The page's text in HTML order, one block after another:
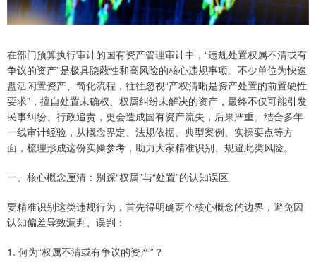
在部门预算执行审计的国有资产管理审计中，“违规处置权属不清或有
争议的资产”是极具隐蔽性和高风险的核心违规事项。不少单位为快速
盘活闲置资产、简化流程，往往忽视“产权清晰是资产处置的前置硬性
要求”，擅自处置未确权、权属纠纷未解决的资产，最终不仅可能引发
民事纠纷、行政追责，更会造成国有资产流失，后果严重。结合多年
一线审计经验，从概念界定、法规依据、典型案例、实操要点等方
面，梳理形成这份实操参考，助力大家精准识别、规避此类风险。
一、核心概念厘清：别踩“权属”与“处置”的认知误区
要精准识别这类违规行为，首先得明确两个核心概念的边界，避免因
认知偏差导致漏判、误判：
1. 何为“权属不清或有争议的资产”？